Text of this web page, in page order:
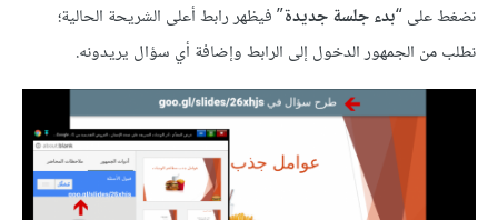
نضغط على “بدء جلسة جديدة” فيظهر رابط أعلى الشريحة الحالية؛
نطلب من الجمهور الدخول إلى الرابط وإضافة أي سؤال يريدونه.